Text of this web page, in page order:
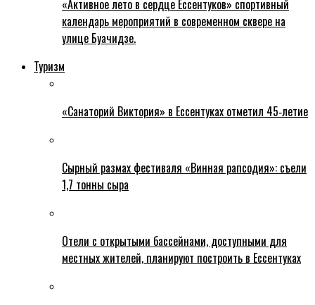
«Активное лето в сердце Ессентуков» спортивный
календарь мероприятий в современном сквере на
улице Буачидзе.
Туризм
«Санаторий Виктория» в Ессентуках отметил 45‑летие
Сырный размах фестиваля «Винная рапсодия»: съели
1,7 тонны сыра
Отели с открытыми бассейнами, доступными для
местных жителей, планируют построить в Ессентуках